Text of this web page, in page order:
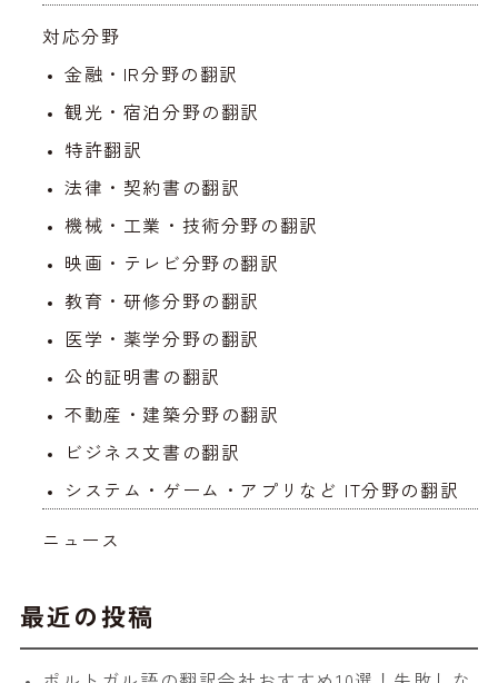
対応分野
金融・IR分野の翻訳
観光・宿泊分野の翻訳
特許翻訳
法律・契約書の翻訳
機械・工業・技術分野の翻訳
映画・テレビ分野の翻訳
教育・研修分野の翻訳
医学・薬学分野の翻訳
公的証明書の翻訳
不動産・建築分野の翻訳
ビジネス文書の翻訳
システム・ゲーム・アプリなど IT分野の翻訳
ニュース
最近の投稿